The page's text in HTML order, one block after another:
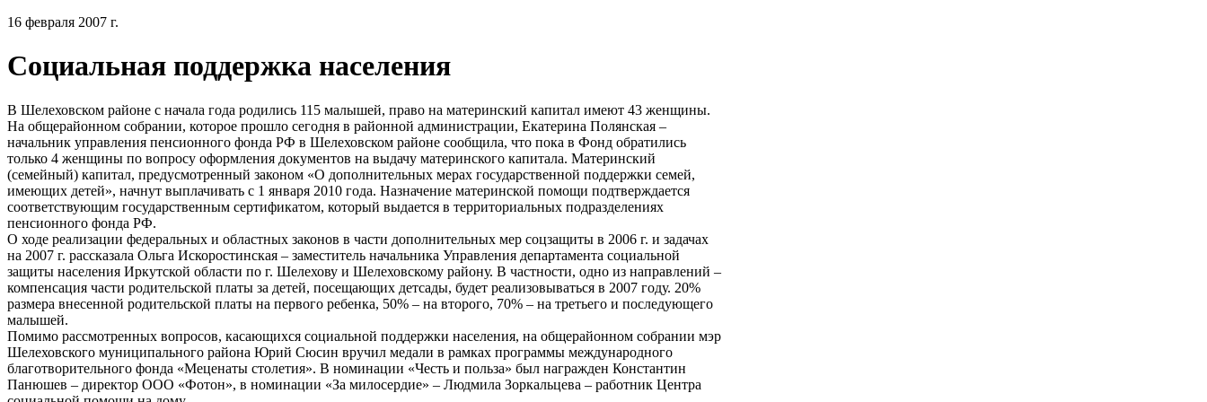
16 февраля 2007 г.
Социальная поддержка населения
В Шелеховском районе с начала года родились 115 малышей, право на материнский капитал имеют 43 женщины.
На общерайонном собрании, которое прошло сегодня в районной администрации, Екатерина Полянская –
начальник управления пенсионного фонда РФ в Шелеховском районе сообщила, что пока в Фонд обратились
только 4 женщины по вопросу оформления документов на выдачу материнского капитала. Материнский
(семейный) капитал, предусмотренный законом «О дополнительных мерах государственной поддержки семей,
имеющих детей», начнут выплачивать с 1 января 2010 года. Назначение материнской помощи подтверждается
соответствующим государственным сертификатом, который выдается в территориальных подразделениях
пенсионного фонда РФ.
О ходе реализации федеральных и областных законов в части дополнительных мер соцзащиты в 2006 г. и задачах
на 2007 г. рассказала Ольга Искоростинская – заместитель начальника Управления департамента социальной
защиты населения Иркутской области по г. Шелехову и Шелеховскому району. В частности, одно из направлений –
компенсация части родительской платы за детей, посещающих детсады, будет реализовываться в 2007 году. 20%
размера внесенной родительской платы на первого ребенка, 50% – на второго, 70% – на третьего и последующего
малышей.
Помимо рассмотренных вопросов, касающихся социальной поддержки населения, на общерайонном собрании мэр
Шелеховского муниципального района Юрий Сюсин вручил медали в рамках программы международного
благотворительного фонда «Меценаты столетия». В номинации «Честь и польза» был награжден Константин
Панюшев – директор ООО «Фотон», в номинации «За милосердие» – Людмила Зоркальцева – работник Центра